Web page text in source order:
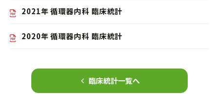
2021年 循環器内科 臨床統計
2020年 循環器内科 臨床統計
臨床統計一覧へ